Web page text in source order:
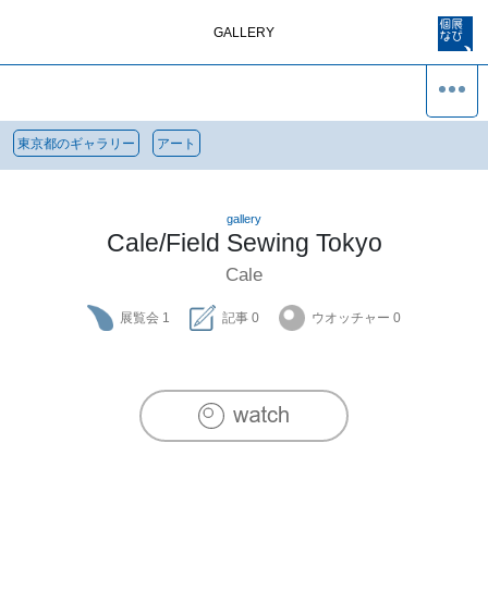
GALLERY
東京都のギャラリー アート
gallery
Cale/Field Sewing Tokyo
Cale
展覧会 1 記事 0 ウオッチャー 0